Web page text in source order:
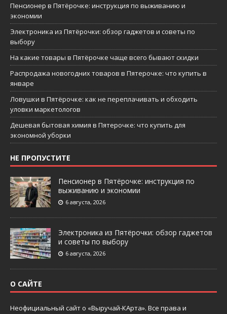
Пенсионер в Пятёрочке: инструкция по выживанию и
экономии
Электроника из Пятёрочки: обзор гаджетов и советы по
выбору
На какие товары в Пятёрочке чаще всего бывают скидки
Распродажа новогодних товаров в Пятерочке: что купить в
январе
Ловушки в Пятёрочке: как не переплачивать и обходить
уловки маркетологов
Дешевая бытовая химия в Пятерочке: что купить для
экономной уборки
НЕ ПРОПУСТИТЕ
Пенсионер в Пятёрочке: инструкция по
выживанию и экономии
6 августа, 2026
Электроника из Пятёрочки: обзор гаджетов
и советы по выбору
6 августа, 2026
О САЙТЕ
Неофициальный сайт о «Выручай-КАрта». Все права и